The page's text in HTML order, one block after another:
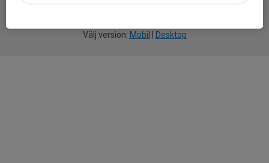
Välj version: Mobil Desktop